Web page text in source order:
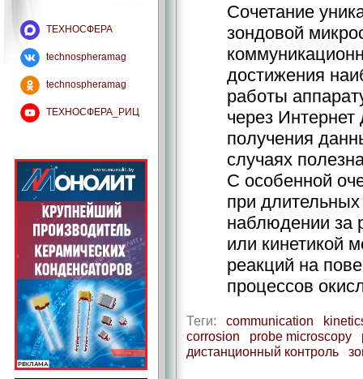
ТЕХНОСФЕРА
technospheramag
technospheramag
ТЕХНОСФЕРА_РИЦ
Сочетание
зондовой
достижения
работы
через
получения
случаях
С особенной
при
наблюдении за
или кинетикой
реакций на
процессов
Теги: communication
corrosion
probe microscopy
дистанционный контроль